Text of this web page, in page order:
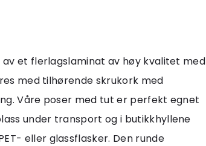
et flerlagslaminat av høy kvalitet med
med tilhørende skrukork med
Våre poser med tut er perfekt egnet
under transport og i butikkhyllene
eller glassflasker. Den runde